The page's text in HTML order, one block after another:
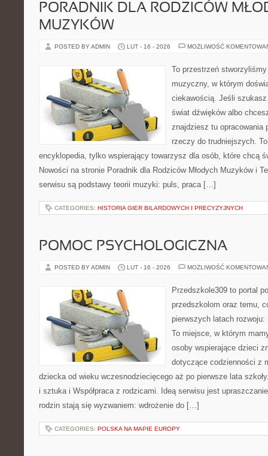
PORADNIK DLA RODZICÓW
MUZYKÓW
POSTED BY ADMIN LUT - 16 - 2026 MOŻLIWOŚĆ
To przestrzeń
muzyczny, w którym
ciekawością. Jeśli
świat dźwięków albo
znajdziesz tu opracowania
rzeczy do trudniejszych.
encyklopedia, tylko wspierający towarzysz dla osób, które chcą
Nowości na stronie Poradnik dla Rodziców Młodych Muzyków i
serwisu są podstawy teorii muzyki: puls, praca […]
CATEGORIES: HISTORIA GIER BILARDOWYCH I PRECYZYJNYCH
POMOC PSYCHOLOGICZNA
POSTED BY ADMIN LUT - 16 - 2026 MOŻLIWOŚĆ
Przedszkole309 to portal
przedszkolom oraz temu,
pierwszych latach
To miejsce, w którym
osoby wspierające dzieci
dotyczące codzienności z
dziecka od wieku wczesnodziecięcego aż po pierwsze lata
i sztuka i Współpraca z rodzicami. Ideą serwisu jest
rodzin stają się wyzwaniem: wdrożenie do […]
CATEGORIES: POLSKA NA MAPIE EUROPY